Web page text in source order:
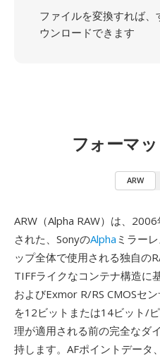
ファイルを変換すれば
ウンロードできます
フォーマ
ARW
ARW（Alpha RAW）は、
された、SonyのAlpha ミラー
ップ全体で使用される独自の
TIFFライクなコンテナ構造に
およびExmor R/RS CMOSセ
を12ビットまたは14ビット/
理が適用される前の完全なダ
持します。AFポイントデータ